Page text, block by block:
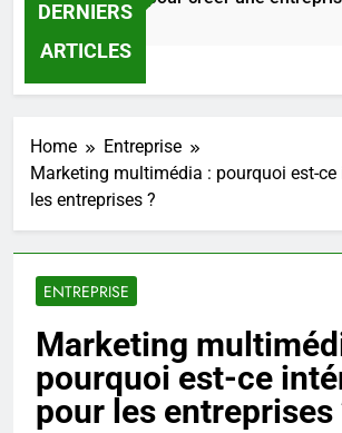
DERNIERS
ARTICLES
Heures Ago
Home
Entreprise
Marketing multimédia : pourquoi est-
les entreprises ?
ENTREPRISE
Marketing
pourquoi est-ce
pour les entreprises